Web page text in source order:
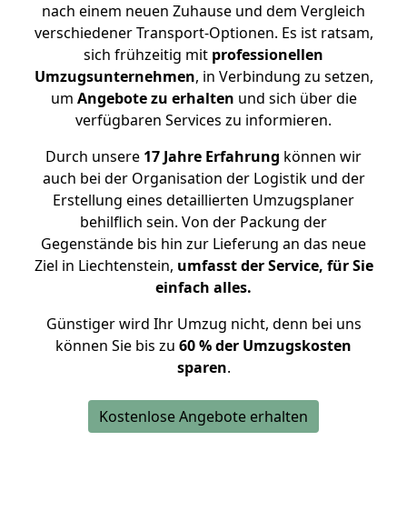
nach einem neuen Zuhause und dem Vergleich
verschiedener Transport-Optionen. Es ist ratsam,
sich frühzeitig mit professionellen
Umzugsunternehmen, in Verbindung zu setzen,
um Angebote zu erhalten und sich über die
verfügbaren Services zu informieren.
Durch unsere 17 Jahre Erfahrung können wir
auch bei der Organisation der Logistik und der
Erstellung eines detaillierten Umzugsplaner
behilflich sein. Von der Packung der
Gegenstände bis hin zur Lieferung an das neue
Ziel in Liechtenstein, umfasst der Service, für Sie
einfach alles.
Günstiger wird Ihr Umzug nicht, denn bei uns
können Sie bis zu 60 % der Umzugskosten
sparen.
Kostenlose Angebote erhalten